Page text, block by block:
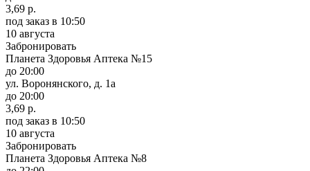
3,69 р.
под заказ в 10:50
10 августа
Забронировать
Планета Здоровья Аптека №15
до 20:00
ул. Воронянского, д. 1а
до 20:00
3,69 р.
под заказ в 10:50
10 августа
Забронировать
Планета Здоровья Аптека №8